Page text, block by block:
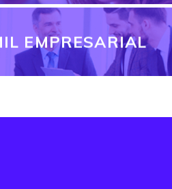
EMPRESARIAL